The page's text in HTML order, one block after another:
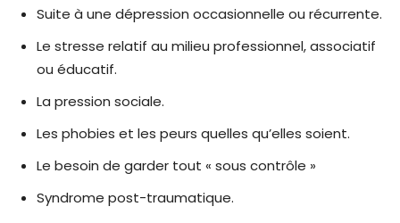
Suite à une dépression occasionnelle ou récurrente.
Le stresse relatif au milieu professionnel, associatif
ou éducatif.
La pression sociale.
Les phobies et les peurs quelles qu’elles soient.
Le besoin de garder tout « sous contrôle »
Syndrome post-traumatique.